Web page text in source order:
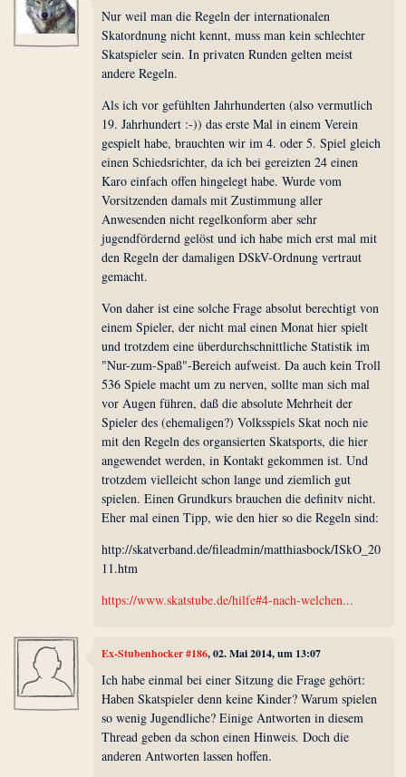
Nur weil man die Regeln der internationalen
Skatordnung nicht kennt, muss man kein schlechter
Skatspieler sein. In privaten Runden gelten meist
andere Regeln.
Als ich vor gefühlten Jahrhunderten (also vermutlich
19. Jahrhundert :-)) das erste Mal in einem Verein
gespielt habe, brauchten wir im 4. oder 5. Spiel gleich
einen Schiedsrichter, da ich bei gereizten 24 einen
Karo einfach offen hingelegt habe. Wurde vom
Vorsitzenden damals mit Zustimmung aller
Anwesenden nicht regelkonform aber sehr
jugendfördernd gelöst und ich habe mich erst mal mit
den Regeln der damaligen DSkV-Ordnung vertraut
gemacht.
Von daher ist eine solche Frage absolut berechtigt von
einem Spieler, der nicht mal einen Monat hier spielt
und trotzdem eine überdurchschnittliche Statistik im
"Nur-zum-Spaß"-Bereich aufweist. Da auch kein Troll
536 Spiele macht um zu nerven, sollte man sich mal
vor Augen führen, daß die absolute Mehrheit der
Spieler des (ehemaligen?) Volksspiels Skat noch nie
mit den Regeln des organsierten Skatsports, die hier
angewendet werden, in Kontakt gekommen ist. Und
trotzdem vielleicht schon lange und ziemlich gut
spielen. Einen Grundkurs brauchen die definitv nicht.
Eher mal einen Tipp, wie den hier so die Regeln sind:
http://skatverband.de/fileadmin/matthiasbock/ISkO_20
11.htm
https://www.skatstube.de/hilfe#4-nach-welchen...
Ex-Stubenhocker #186, 02. Mai 2014, um 13:07
Ich habe einmal bei einer Sitzung die Frage gehört:
Haben Skatspieler denn keine Kinder? Warum spielen
so wenig Jugendliche? Einige Antworten in diesem
Thread geben da schon einen Hinweis. Doch die
anderen Antworten lassen hoffen.